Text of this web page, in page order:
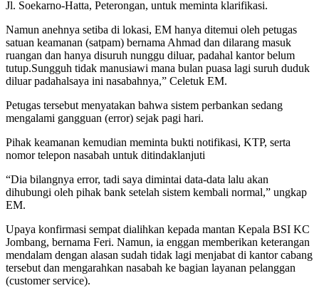
Jl. Soekarno-Hatta, Peterongan, untuk meminta klarifikasi.
Namun anehnya setiba di lokasi, EM hanya ditemui oleh petugas
satuan keamanan (satpam) bernama Ahmad dan dilarang masuk
ruangan dan hanya disuruh nunggu diluar, padahal kantor belum
tutup.Sungguh tidak manusiawi mana bulan puasa lagi suruh duduk
diluar padahalsaya ini nasabahnya,” Celetuk EM.
Petugas tersebut menyatakan bahwa sistem perbankan sedang
mengalami gangguan (error) sejak pagi hari.
Pihak keamanan kemudian meminta bukti notifikasi, KTP, serta
nomor telepon nasabah untuk ditindaklanjuti
“Dia bilangnya error, tadi saya dimintai data-data lalu akan
dihubungi oleh pihak bank setelah sistem kembali normal,” ungkap
EM.
Upaya konfirmasi sempat dialihkan kepada mantan Kepala BSI KC
Jombang, bernama Feri. Namun, ia enggan memberikan keterangan
mendalam dengan alasan sudah tidak lagi menjabat di kantor cabang
tersebut dan mengarahkan nasabah ke bagian layanan pelanggan
(customer service).